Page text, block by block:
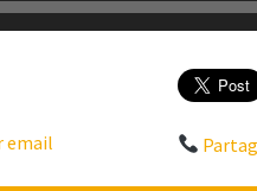
email